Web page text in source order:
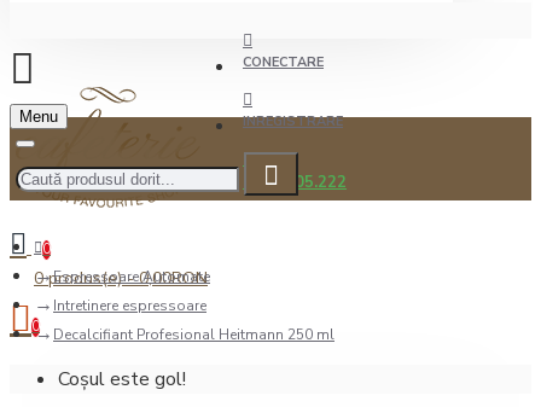
CONECTARE
INREGISTRARE
0722.505.222
Menu
0
0 produs(e) - 0,00RON
0
Coșul este gol!
Espressoare Automate
Intretinere espressoare
Decalcifiant Profesional Heitmann 250 ml